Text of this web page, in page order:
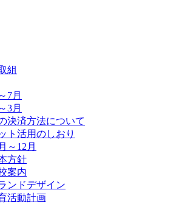
組
7月
3月
決済方法について
ト活用のしおり
～12月
方針
案内
ンドデザイン
活動計画